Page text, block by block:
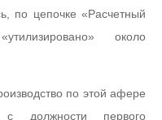
по цепочке «Расчетный
около
по этой афере
должности первого